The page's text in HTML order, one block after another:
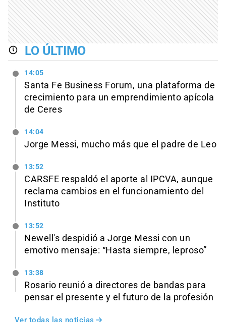
LO ÚLTIMO
14:05
Santa Fe Business Forum, una plataforma de
crecimiento para un emprendimiento apícola
de Ceres
14:04
Jorge Messi, mucho más que el padre de Leo
13:52
CARSFE respaldó el aporte al IPCVA, aunque
reclama cambios en el funcionamiento del
Instituto
13:52
Newell's despidió a Jorge Messi con un
emotivo mensaje: “Hasta siempre, leproso”
13:38
Rosario reunió a directores de bandas para
pensar el presente y el futuro de la profesión
Ver todas las noticias